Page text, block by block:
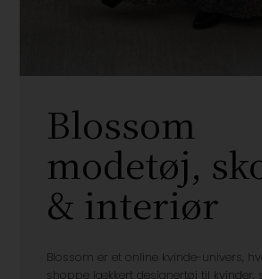
Blossom
modetøj,
& interiør
Blossom er et online kvinde-univers,
shoppe lækkert designertøj til kvinder,